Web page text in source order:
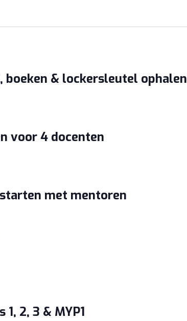
boeken & lockersleutel ophalen
voor 4 docenten
met mentoren
2, 3 & MYP1